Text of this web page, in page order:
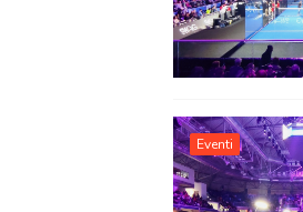
Eventi